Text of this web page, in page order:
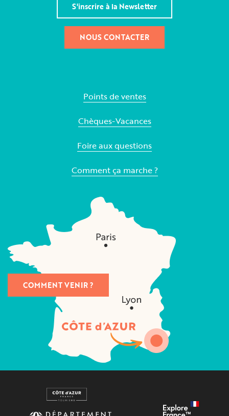
S'inscrire à la Newsletter
NOUS CONTACTER
Points de ventes
Chèques-Vacances
Foire aux questions
Comment ça marche ?
COMMENT VENIR ?